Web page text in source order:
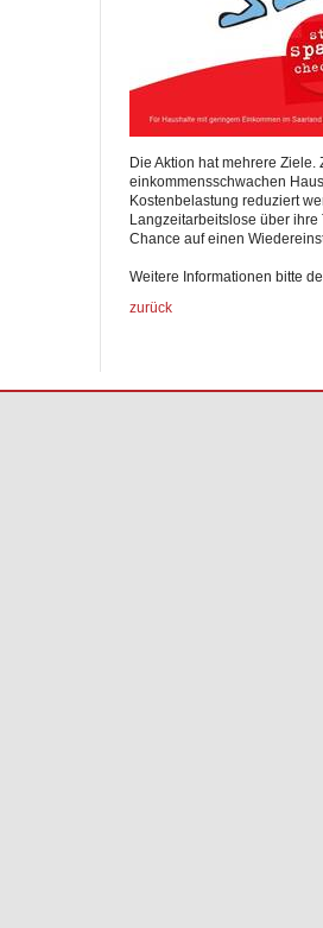
Die Aktion hat mehrere
einkommensschwachen
Kostenbelastung reduziert
Langzeitarbeitslose über
Chance auf einen
Weitere Informationen bitte
zurück